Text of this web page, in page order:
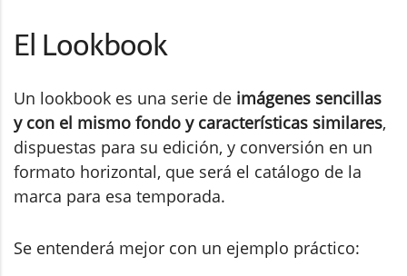
El Lookbook
Un lookbook es una serie de imágenes sencillas
y con el mismo fondo y características similares,
dispuestas para su edición, y conversión en un
formato horizontal, que será el catálogo de la
marca para esa temporada.
Se entenderá mejor con un ejemplo práctico: